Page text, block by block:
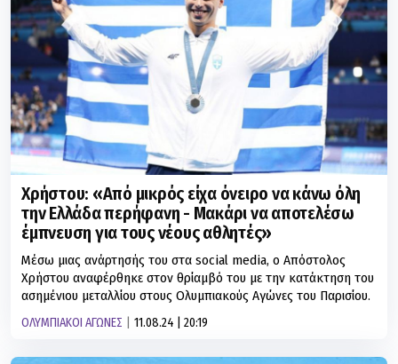
Χρήστου: «Από μικρός είχα όνειρο να κάνω όλη
την Ελλάδα περήφανη - Μακάρι να αποτελέσω
έμπνευση για τους νέους αθλητές»
Μέσω μιας ανάρτησής του στα social media, ο Απόστολος
Χρήστου αναφέρθηκε στον θρίαμβό του με την κατάκτηση του
ασημένιου μεταλλίου στους Ολυμπιακούς Αγώνες του Παρισίου.
ΟΛΥΜΠΙΑΚΟΙ ΑΓΩΝΕΣ 11.08.24 | 20:19